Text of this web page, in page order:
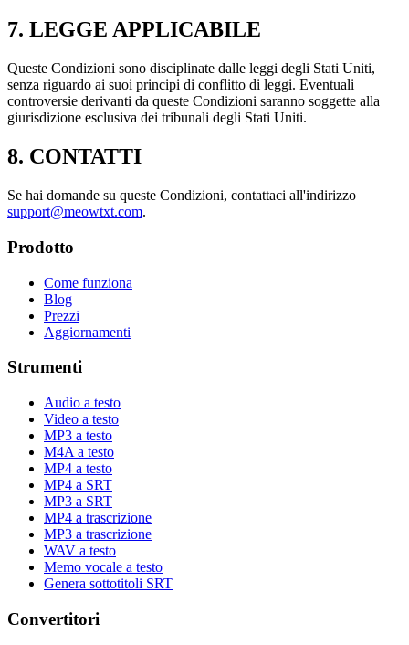
7. LEGGE APPLICABILE
Queste Condizioni sono disciplinate dalle leggi degli Stati Uniti,
senza riguardo ai suoi principi di conflitto di leggi. Eventuali
controversie derivanti da queste Condizioni saranno soggette alla
giurisdizione esclusiva dei tribunali degli Stati Uniti.
8. CONTATTI
Se hai domande su queste Condizioni, contattaci all'indirizzo
support@meowtxt.com.
Prodotto
Come funziona
Blog
Prezzi
Aggiornamenti
Strumenti
Audio a testo
Video a testo
MP3 a testo
M4A a testo
MP4 a testo
MP4 a SRT
MP3 a SRT
MP4 a trascrizione
MP3 a trascrizione
WAV a testo
Memo vocale a testo
Genera sottotitoli SRT
Convertitori